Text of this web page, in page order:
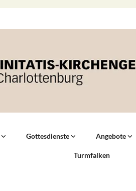
Gottesdienste Angebote
Turmfalken